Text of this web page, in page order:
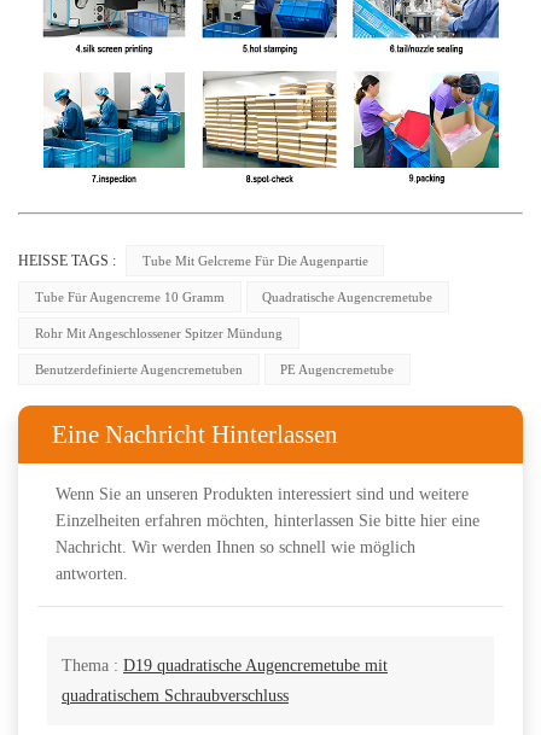
HEISSE TAGS : Tube Mit Gelcreme Für Die Augenpartie
Tube Für Augencreme 10 Gramm Quadratische Augencremetube
Rohr Mit Angeschlossener Spitzer Mündung
Benutzerdefinierte Augencremetuben PE Augencremetube
Eine Nachricht Hinterlassen
Wenn Sie an unseren Produkten interessiert sind und weitere
Einzelheiten erfahren möchten, hinterlassen Sie bitte hier eine
Nachricht. Wir werden Ihnen so schnell wie möglich
antworten.
Thema : D19 quadratische Augencremetube mit
quadratischem Schraubverschluss